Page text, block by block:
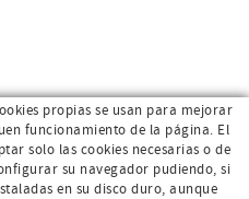
propias se usan para mejorar
funcionamiento de la página. El
solo las cookies necesarias o de
su navegador pudiendo, si
en su disco duro, aunque